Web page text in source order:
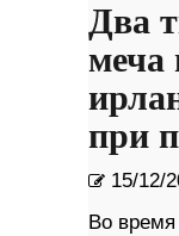
Два
при
15/12/
Во время